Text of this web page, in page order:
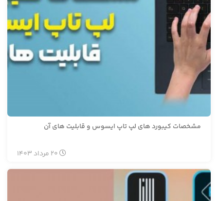
مشخصات کیبورد های لپ تاپ ایسوس و قابلیت های آن
20 مرداد 1403